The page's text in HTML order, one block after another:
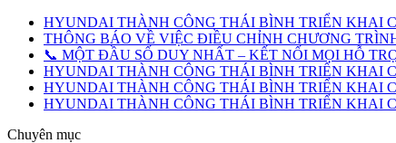
HYUNDAI THÀNH CÔNG THÁI BÌNH TRIỂN KHAI
THÔNG BÁO VỀ VIỆC ĐIỀU CHỈNH CHƯƠNG
📞 MỘT ĐẦU SỐ DUY NHẤT – KẾT NỐI MỌI HỖ
HYUNDAI THÀNH CÔNG THÁI BÌNH TRIỂN KHAI
HYUNDAI THÀNH CÔNG THÁI BÌNH TRIỂN KHAI
HYUNDAI THÀNH CÔNG THÁI BÌNH TRIỂN KHAI
Chuyên mục